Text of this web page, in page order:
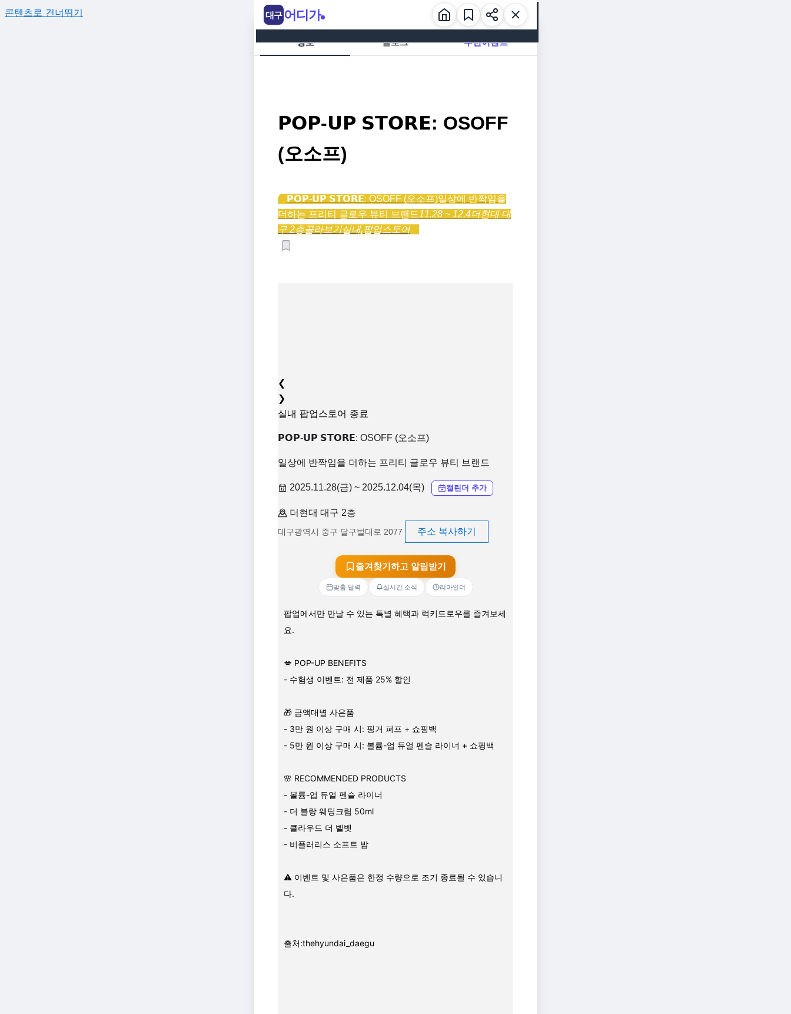
콘텐츠로 건너뛰기
정보 블로그 주변이벤트
𝗣𝗢𝗣-𝗨𝗣 𝗦𝗧𝗢𝗥𝗘: OSOFF
(오소프)
𝗣𝗢𝗣-𝗨𝗣 𝗦𝗧𝗢𝗥𝗘: OSOFF (오소프)일상에 반짝임을
더하는 프리티 글로우 뷰티 브랜드11.28 ~ 12.4더현대 대
구 2층골라보기실내,팝업스토어
❮
❯
실내 팝업스토어 종료
𝗣𝗢𝗣-𝗨𝗣 𝗦𝗧𝗢𝗥𝗘: OSOFF (오소프)
일상에 반짝임을 더하는 프리티 글로우 뷰티 브랜드
2025.11.28(금) ~ 2025.12.04(목) 캘린더 추가
더현대 대구 2층
대구광역시 중구 달구벌대로 2077 주소 복사하기
즐겨찾기하고 알림받기
맞춤 달력 실시간 소식 리마인더
팝업에서만 만날 수 있는 특별 혜택과 럭키드로우를 즐겨보세
요.
💋 POP-UP BENEFITS
- 수험생 이벤트: 전 제품 25% 할인
🎁 금액대별 사은품
- 3만 원 이상 구매 시: 핑거 퍼프 + 쇼핑백
- 5만 원 이상 구매 시: 볼륨-업 듀얼 펜슬 라이너 + 쇼핑백
🌸 RECOMMENDED PRODUCTS
- 볼륨-업 듀얼 펜슬 라이너
- 더 블랑 웨딩크림 50ml
- 클라우드 더 벨벳
- 비플러리스 소프트 밤
⚠️ 이벤트 및 사은품은 한정 수량으로 조기 종료될 수 있습니
다.
출처:thehyundai_daegu
대구 어디가